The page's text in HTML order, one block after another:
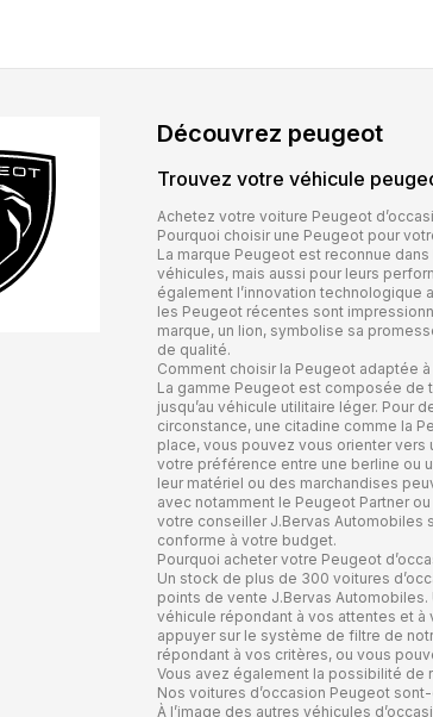
Découvrez peugeot
Trouvez votre véhicule
Achetez votre voiture Peugeot
Pourquoi choisir une Peugeot pour
La marque Peugeot est reconnue
véhicules, mais aussi pour leurs
également l’innovation technologique
les Peugeot récentes sont
marque, un lion, symbolise sa
de qualité.
Comment choisir la Peugeot adaptée
La gamme Peugeot est composée de
jusqu’au véhicule utilitaire léger. Pour
circonstance, une citadine comme la
place, vous pouvez vous orienter
votre préférence entre une berline ou
leur matériel ou des marchandises
avec notamment le Peugeot Partner
votre conseiller J.Bervas Automobiles
conforme à votre budget.
Pourquoi acheter votre Peugeot
Un stock de plus de 300 voitures
points de vente J.Bervas
véhicule répondant à vos attentes et
appuyer sur le système de filtre de
répondant à vos critères, ou vous
Vous avez également la possibilité de
Nos voitures d’occasion Peugeot
À l’image des autres véhicules